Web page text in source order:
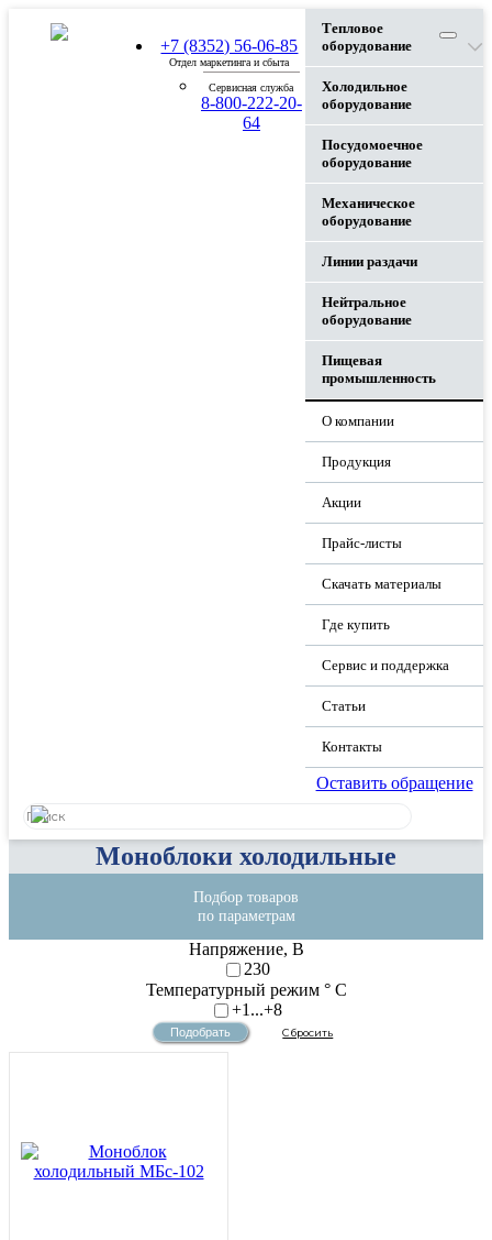
+7 (8352) 56-06-85
Отдел маркетинга и сбыта
Сервисная служба
8-800-222-20-
64
Тепловое
оборудование
Холодильное
оборудование
Посудомоечное
оборудование
Механическое
оборудование
Линии раздачи
Нейтральное
оборудование
Пищевая
промышленность
О компании
Продукция
Акции
Прайс-листы
Скачать материалы
Где купить
Сервис и поддержка
Статьи
Контакты
Оставить обращение
Моноблоки холодильные
Подбор товаров
по параметрам
Напряжение, В
230
Температурный режим ° С
+1...+8